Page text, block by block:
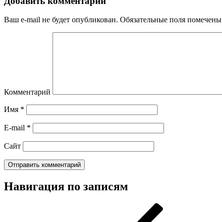
Ваш e-mail не будет опубликован. Обязательные поля
Комментарий
Имя *
E-mail *
Сайт
Навигация по записям